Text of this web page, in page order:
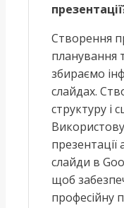
Створення
планування
збираємо
слайдах.
структуру і
презентації
слайди в
щоб
професійну